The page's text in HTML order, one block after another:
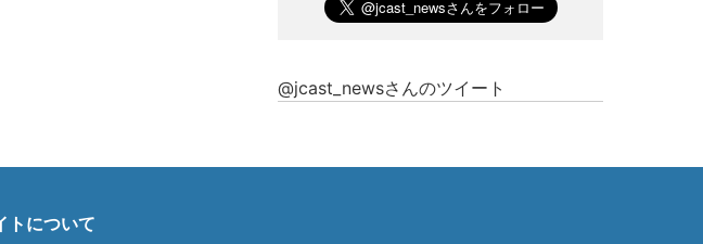
@jcast_newsさんのツイート
トについて